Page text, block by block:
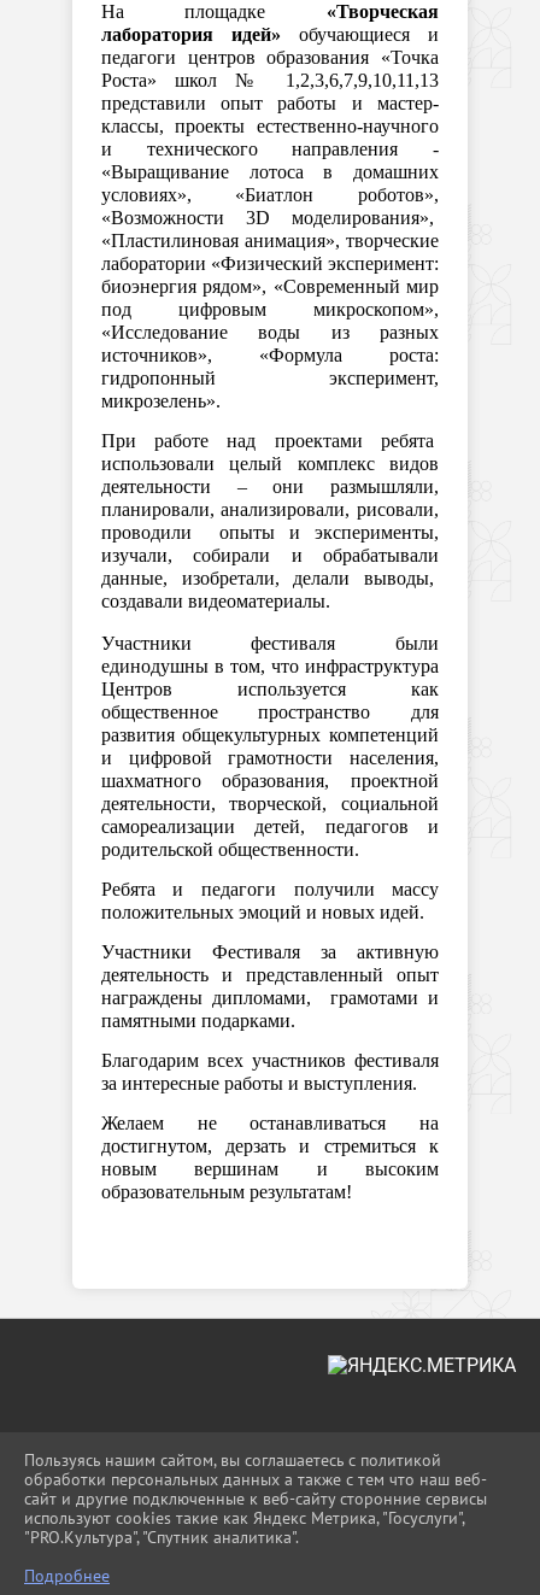
На площадке «Творческая
лаборатория идей» обучающиеся и
педагоги центров образования «Точка
Роста» школ № 1,2,3,6,7,9,10,11,13
представили опыт работы и мастер-
классы, проекты естественно-научного
и технического направления -
«Выращивание лотоса в домашних
условиях», «Биатлон роботов»,
«Возможности 3D моделирования»,
«Пластилиновая анимация», творческие
лаборатории «Физический эксперимент:
биоэнергия рядом», «Современный мир
под цифровым микроскопом»,
«Исследование воды из разных
источников», «Формула роста:
гидропонный эксперимент,
микрозелень».
При работе над проектами ребята
использовали целый комплекс видов
деятельности – они размышляли,
планировали, анализировали, рисовали,
проводили опыты и эксперименты,
изучали, собирали и обрабатывали
данные, изобретали, делали выводы,
создавали видеоматериалы.
Участники фестиваля были
единодушны в том, что инфраструктура
Центров используется как
общественное пространство для
развития общекультурных компетенций
и цифровой грамотности населения,
шахматного образования, проектной
деятельности, творческой, социальной
самореализации детей, педагогов и
родительской общественности.
Ребята и педагоги получили массу
положительных эмоций и новых идей.
Участники Фестиваля за активную
деятельность и представленный опыт
награждены дипломами, грамотами и
памятными подарками.
Благодарим всех участников фестиваля
за интересные работы и выступления.
Желаем не останавливаться на
достигнутом, дерзать и стремиться к
новым вершинам и высоким
образовательным результатам!
ВХОД
КАРТА САЙТА
ПОЛИТИКА ОБРАБОТКИ ПЕРСОНАЛЬНЫХ
ДАННЫХ
СДЕЛАНО НА KUBCMS
Пользуясь нашим сайтом, вы соглашаетесь с политикой
обработки персональных данных а также с тем что наш веб-
сайт и другие подключенные к веб-сайту сторонние сервисы
используют cookies такие как Яндекс Метрика, "Госуслуги",
"PRO.Культура", "Спутник аналитика".
Подробнее